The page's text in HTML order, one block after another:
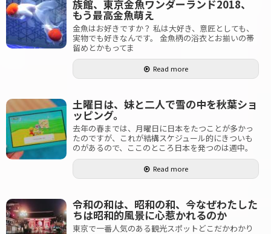
族館、東京金魚ワンダーランド2018、
もう最高金魚萌え
金魚はお好きですか？ 私は大好き、意匠としても、
実物でも好きなんです。 金魚柄の浴衣とお揃いの帯
留めとかもってま
Read more
土曜日は、妹と二人で雪の中を秋葉ショ
ッピング。
去年の春までは、月曜日に日本をたつことが多かっ
たのですが、これが結構スケジュール的にきついも
のがあるので、ここのところ日本を発つのは週中。
Read more
令和の和は、昭和の和、今なぜわたした
ちは昭和的風景に心惹かれるのか
東京で一番人気のある観光スポットどこだかわかり